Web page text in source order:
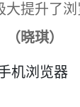
提升了
（晓琪）
机浏览器